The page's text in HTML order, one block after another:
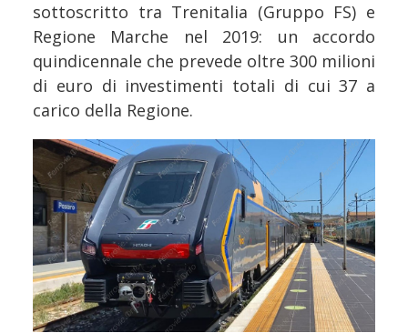
sottoscritto tra Trenitalia (Gruppo FS) e
Regione Marche nel 2019: un accordo
quindicennale che prevede oltre 300 milioni
di euro di investimenti totali di cui 37 a
carico della Regione.